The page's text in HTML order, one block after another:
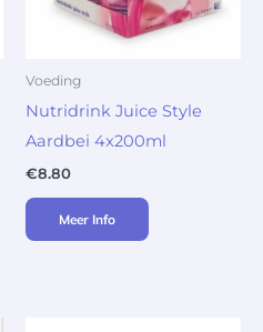
Voeding
Nutridrink Juice Style
Aardbei 4x200ml
€8.80
Meer Info